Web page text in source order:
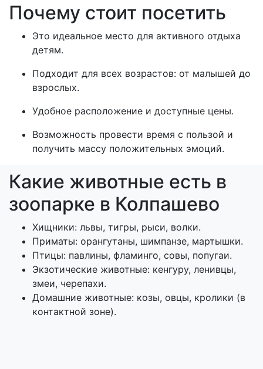
Почему стоит посетить
Это идеальное место для активного отдыха
детям.
Подходит для всех возрастов: от малышей до
взрослых.
Удобное расположение и доступные цены.
Возможность провести время с пользой и
получить массу положительных эмоций.
Какие животные есть в
зоопарке в Колпашево
Хищники: львы, тигры, рыси, волки.
Приматы: орангутаны, шимпанзе, мартышки.
Птицы: павлины, фламинго, совы, попугаи.
Экзотические животные: кенгуру, ленивцы,
змеи, черепахи.
Домашние животные: козы, овцы, кролики (в
контактной зоне).